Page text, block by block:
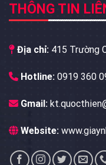
THÔNG TIN
Địa chỉ: 415 Trường
Hotline: 0919 360
Gmail:
Website: